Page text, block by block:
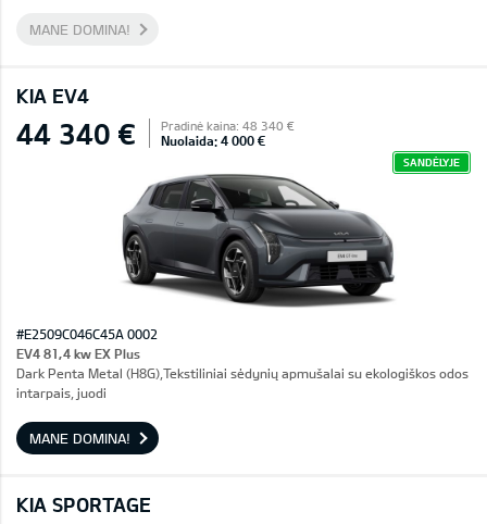
MANE DOMINA!
KIA EV4
44 340 € Pradinė kaina: 48 340 €
Nuolaida: 4 000 €
SANDĖLYJE
#E2509C046C45A 0002
EV4 81,4 kw EX Plus
Dark Penta Metal (H8G),Tekstiliniai sėdynių apmušalai su ekologiškos odos
intarpais, juodi
MANE DOMINA!
KIA SPORTAGE